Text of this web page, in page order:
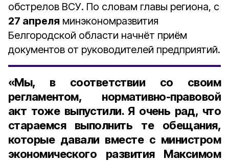
обстрелов ВСУ. По словам главы региона, с
27 апреля минэкономразвития
Белгородской области начнёт приём
документов от руководителей предприятий.
«Мы, в соответствии со своим
регламентом, нормативно-правовой
акт тоже выпустили. Я очень рад, что
стараемся выполнить те обещания,
которые давали вместе с министром
экономического развития Максимом